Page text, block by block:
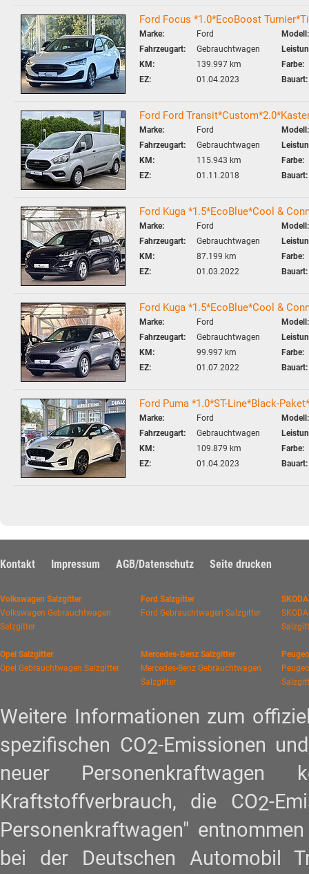
Ford Focus *1.0*EcoBoost
Marke:
Ford
Fahrzeugart:
Gebrauchtwagen
KM:
139.997 km
EZ:
01.04.2023
Modell:
Farbe:
Bauart:
Ford Ford
Marke:
Ford
Fahrzeugart:
Gebrauchtwagen
KM:
115.943 km
EZ:
01.11.2018
Modell:
Farbe:
Bauart:
Ford Kuga *1.5*EcoBlue*Cool &
Marke:
Ford
Fahrzeugart:
Gebrauchtwagen
KM:
87.199 km
EZ:
01.03.2022
Modell:
Farbe:
Bauart:
Ford Kuga *1.5*EcoBlue*Cool &
Marke:
Ford
Fahrzeugart:
Gebrauchtwagen
KM:
99.997 km
EZ:
01.07.2022
Modell:
Farbe:
Bauart:
Ford Puma *1.0*ST-Line*Black-
Marke:
Ford
Fahrzeugart:
Gebrauchtwagen
KM:
109.879 km
EZ:
01.04.2023
Modell:
Farbe:
Bauart:
Kontakt Impressum AGB/Datenschutz Seite drucken
Volkswagen Salzgitter
Volkswagen Gebrauchtwagen
Salzgitter
Ford Salzgitter
Ford Gebrauchtwagen Salzgitter
Opel Salzgitter
Opel Gebrauchtwagen Salzgitter
Mercedes-Benz Salzgitter
Mercedes-Benz Gebrauchtwagen
Salzgitter
Weitere Informationen zum
spezifischen CO2-Emissionen
neuer
Kraftstoffverbrauch, die CO2-
Personenkraftwagen"
bei der Deutschen Automobil